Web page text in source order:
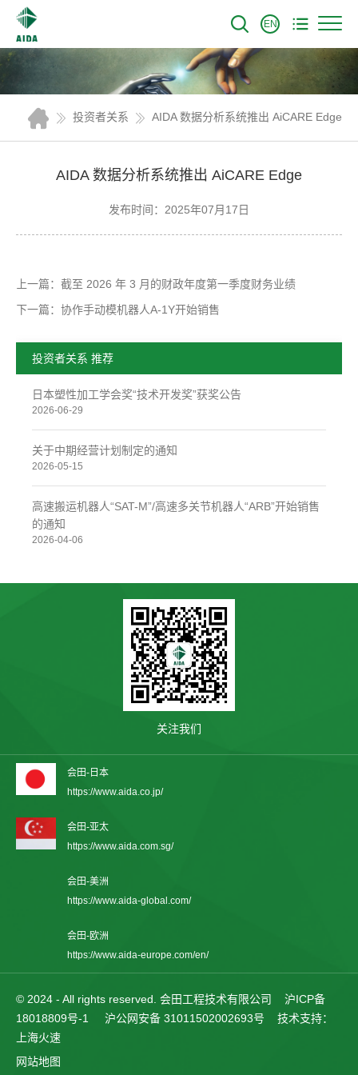
EN
投资者关系 AIDA 数据分析系统推出 AiCARE Edge
AIDA 数据分析系统推出 AiCARE Edge
发布时间：2025年07月17日
上一篇：截至 2026 年 3 月的财政年度第一季度财务业绩
下一篇：协作手动模机器人A-1Y开始销售
投资者关系 推荐
日本塑性加工学会奖“技术开发奖”获奖公告
2026-06-29
关于中期经营计划制定的通知
2026-05-15
高速搬运机器人“SAT-M”/高速多关节机器人“ARB”开始销售
的通知
2026-04-06
关注我们
会田-日本
https://www.aida.co.jp/
会田-亚太
https://www.aida.com.sg/
会田-美洲
https://www.aida-global.com/
会田-欧洲
https://www.aida-europe.com/en/
© 2024 - All rights reserved. 会田工程技术有限公司 沪ICP备
18018809号-1
沪公网安备 31011502002693号
技术支持：
上海火速
网站地图